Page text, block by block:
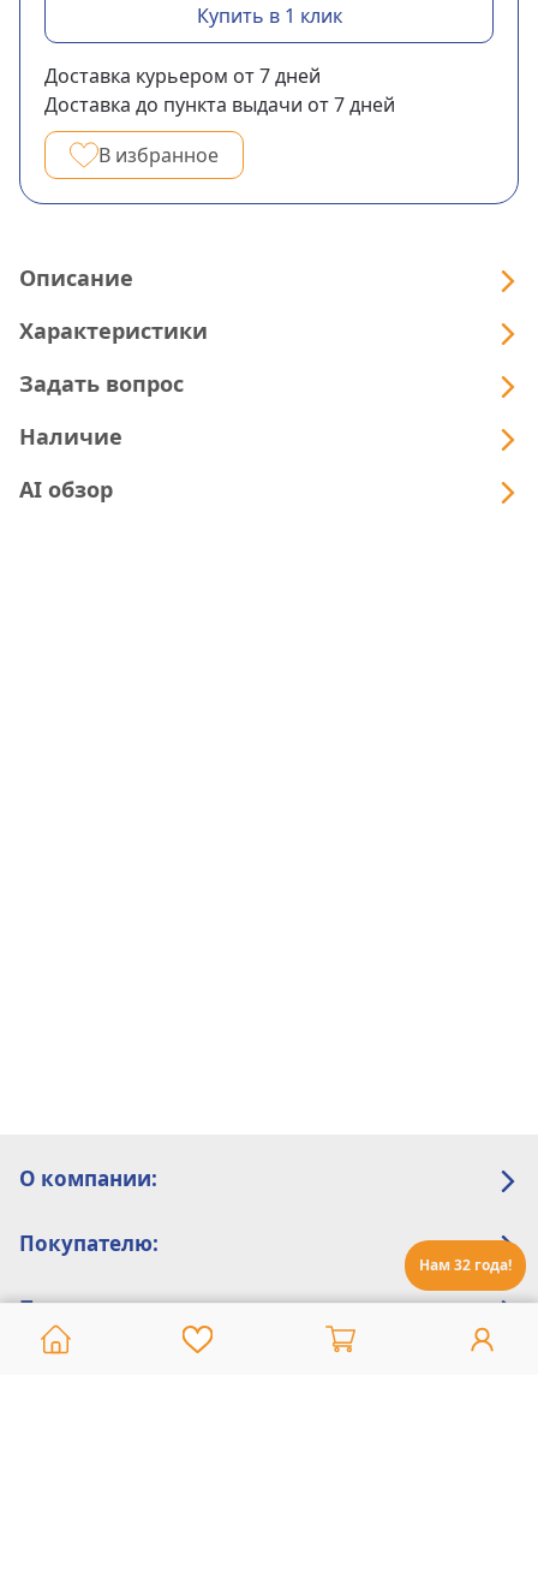
Нам 32 года!
Купить в 1 клик
Доставка курьером от 7дней
Доставка до пункта выдачи от 7дней
В избранное
Описание
Характеристики
Задать вопрос
Наличие
AI обзор
О компании:
Покупателю:
Помощь: